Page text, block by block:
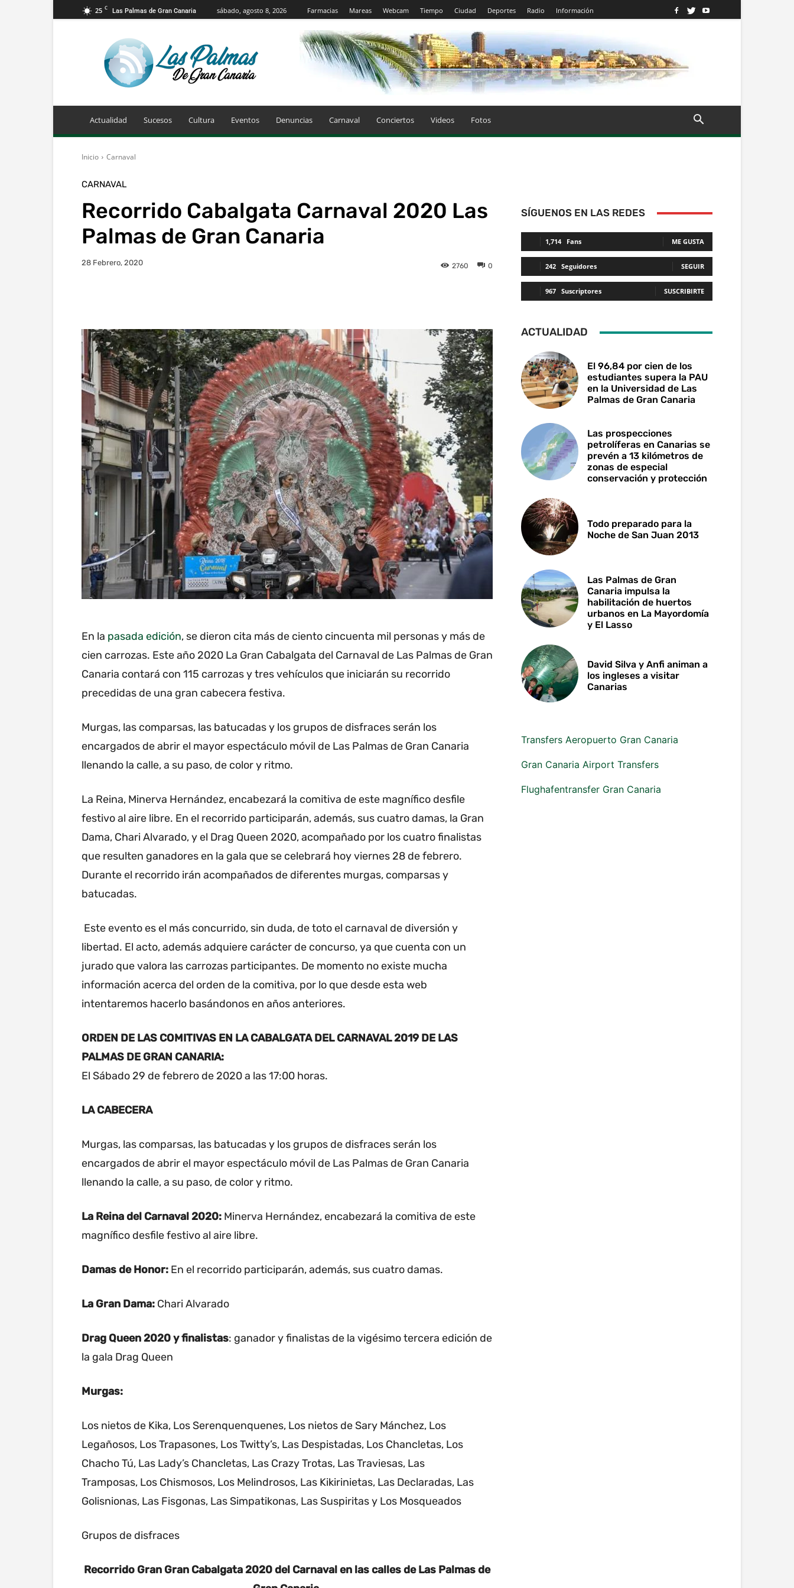
25 C Las Palmas de Gran Canaria sábado, agosto 8, 2026 Farmacias Mareas Webcam Tiempo Ciudad Deportes Radio Información
Las
Palmas
de
Canaria
Actualidad Sucesos Cultura Eventos Denuncias Carnaval Conciertos Videos Fotos
Inicio Carnaval
CARNAVAL
Recorrido Cabalgata Carnaval 2020 Las
Palmas de Gran Canaria
28 Febrero, 2020 0
2760
En la pasada edición, se dieron cita más de ciento cincuenta mil personas y más de
cien carrozas. Este año 2020 La Gran Cabalgata del Carnaval de Las Palmas de Gran
Canaria contará con 115 carrozas y tres vehículos que iniciarán su recorrido
precedidas de una gran cabecera festiva.
Murgas, las comparsas, las batucadas y los grupos de disfraces serán los
encargados de abrir el mayor espectáculo móvil de Las Palmas de Gran Canaria
llenando la calle, a su paso, de color y ritmo.
La Reina, Minerva Hernández, encabezará la comitiva de este magnífico desfile
festivo al aire libre. En el recorrido participarán, además, sus cuatro damas, la Gran
Dama, Chari Alvarado, y el Drag Queen 2020, acompañado por los cuatro finalistas
que resulten ganadores en la gala que se celebrará hoy viernes 28 de febrero.
Durante el recorrido irán acompañados de diferentes murgas, comparsas y
batucadas.
Este evento es el más concurrido, sin duda, de toto el carnaval de diversión y
libertad. El acto, además adquiere carácter de concurso, ya que cuenta con un
jurado que valora las carrozas participantes. De momento no existe mucha
información acerca del orden de la comitiva, por lo que desde esta web
intentaremos hacerlo basándonos en años anteriores.
ORDEN DE LAS COMITIVAS EN LA CABALGATA DEL CARNAVAL 2019 DE LAS
PALMAS DE GRAN CANARIA:
El Sábado 29 de febrero de 2020 a las 17:00 horas.
LA CABECERA
Murgas, las comparsas, las batucadas y los grupos de disfraces serán los
encargados de abrir el mayor espectáculo móvil de Las Palmas de Gran Canaria
llenando la calle, a su paso, de color y ritmo.
La Reina del Carnaval 2020: Minerva Hernández, encabezará la comitiva de este
magnífico desfile festivo al aire libre.
Damas de Honor: En el recorrido participarán, además, sus cuatro damas.
La Gran Dama: Chari Alvarado
Drag Queen 2020 y finalistas: ganador y finalistas de la vigésimo tercera edición de
la gala Drag Queen
Murgas:
Los nietos de Kika, Los Serenquenquenes, Los nietos de Sary Mánchez, Los
Legañosos, Los Trapasones, Los Twitty’s, Las Despistadas, Los Chancletas, Los
Chacho Tú, Las Lady’s Chancletas, Las Crazy Trotas, Las Traviesas, Las
Tramposas, Los Chismosos, Los Melindrosos, Las Kikirinietas, Las Declaradas, Las
Golisnionas, Las Fisgonas, Las Simpatikonas, Las Suspiritas y Los Mosqueados
Grupos de disfraces
Recorrido Gran Gran Cabalgata 2020 del Carnaval en las calles de Las Palmas de
SÍGUENOS EN LAS REDES
1,714 Fans ME GUSTA
242 Seguidores SEGUIR
967 Suscriptores SUSCRIBIRTE
ACTUALIDAD
El 96,84 por cien de los
estudiantes supera la PAU
en la Universidad de Las
Palmas de Gran Canaria
Las prospecciones
petrolíferas en Canarias se
prevén a 13 kilómetros de
zonas de especial
conservación y protección
Todo preparado para la
Noche de San Juan 2013
Las Palmas de Gran
Canaria impulsa la
habilitación de huertos
urbanos en La Mayordomía
y El Lasso
David Silva y Anfi animan a
los ingleses a visitar
Canarias
Transfers Aeropuerto Gran Canaria
Gran Canaria Airport Transfers
Flughafentransfer Gran Canaria